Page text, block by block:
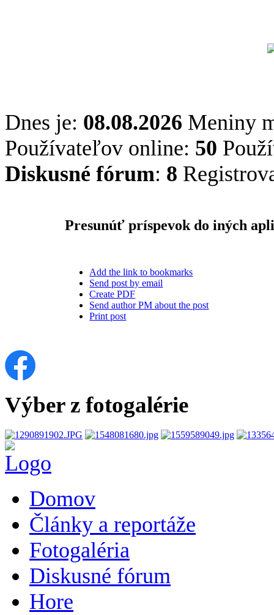
Dnes je: 08.08.2026 Meniny
Používateľov online: 50
Diskusné fórum: 8
Presunúť príspevok do iných
Add the link to bookmarks
Send post by email
Create PDF
Send author PM about the post
Print post
Výber z fotogalérie
Domov
Články a reportáže
Fotogaléria
Diskusné fórum
Hore